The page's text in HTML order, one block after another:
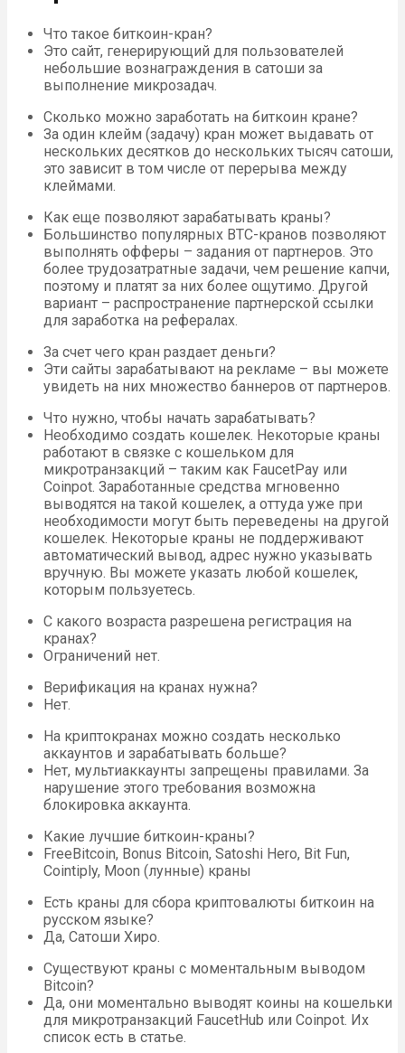
Что такое биткоин-кран?
Это сайт, генерирующий для пользователей
небольшие вознаграждения в сатоши за
выполнение микрозадач.
Сколько можно заработать на биткоин кране?
За один клейм (задачу) кран может выдавать от
нескольких десятков до нескольких тысяч сатоши,
это зависит в том числе от перерыва между
клеймами.
Как еще позволяют зарабатывать краны?
Большинство популярных BTC-кранов позволяют
выполнять офферы – задания от партнеров. Это
более трудозатратные задачи, чем решение капчи,
поэтому и платят за них более ощутимо. Другой
вариант – распространение партнерской ссылки
для заработка на рефералах.
За счет чего кран раздает деньги?
Эти сайты зарабатывают на рекламе – вы можете
увидеть на них множество баннеров от партнеров.
Что нужно, чтобы начать зарабатывать?
Необходимо создать кошелек. Некоторые краны
работают в связке с кошельком для
микротранзакций – таким как FaucetPay или
Coinpot. Заработанные средства мгновенно
выводятся на такой кошелек, а оттуда уже при
необходимости могут быть переведены на другой
кошелек. Некоторые краны не поддерживают
автоматический вывод, адрес нужно указывать
вручную. Вы можете указать любой кошелек,
которым пользуетесь.
С какого возраста разрешена регистрация на
кранах?
Ограничений нет.
Верификация на кранах нужна?
Нет.
На криптокранах можно создать несколько
аккаунтов и зарабатывать больше?
Нет, мультиаккаунты запрещены правилами. За
нарушение этого требования возможна
блокировка аккаунта.
Какие лучшие биткоин-краны?
FreeBitcoin, Bonus Bitcoin, Satoshi Hero, Bit Fun,
Cointiply, Moon (лунные) краны
Есть краны для сбора криптовалюты биткоин на
русском языке?
Да, Сатоши Хиро.
Существуют краны с моментальным выводом
Bitcoin?
Да, они моментально выводят коины на кошельки
для микротранзакций FaucetHub или Coinpot. Их
список есть в статье.